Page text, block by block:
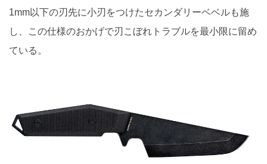
1mm以下の刃先に小刃をつけたセカンダリーベベルも施
し、この仕様のおかげで刃こぼれトラブルを最小限に留め
ている。